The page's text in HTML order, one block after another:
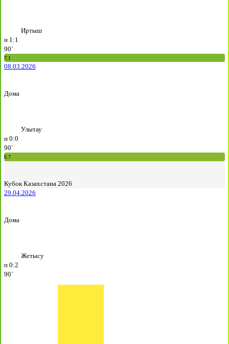
Иртыш
н 1:1
90`
7.1
08.03.2026
Дома
Улытау
н 0:0
90`
6.7
Кубок Казахстана 2026
29.04.2026
Дома
Жетысу
п 0:2
90`